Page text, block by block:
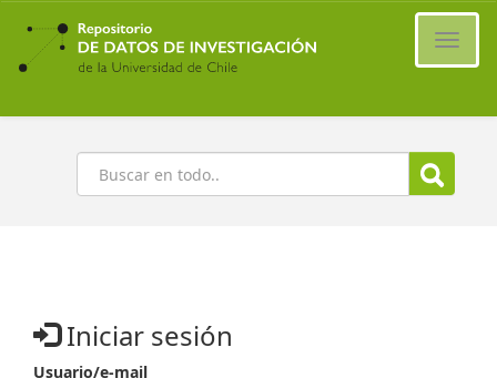
Ir
contenido
principal
Buscar
Iniciar sesión
Usuario/e-mail